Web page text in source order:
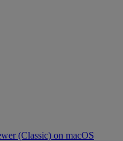
(Classic) on macOS